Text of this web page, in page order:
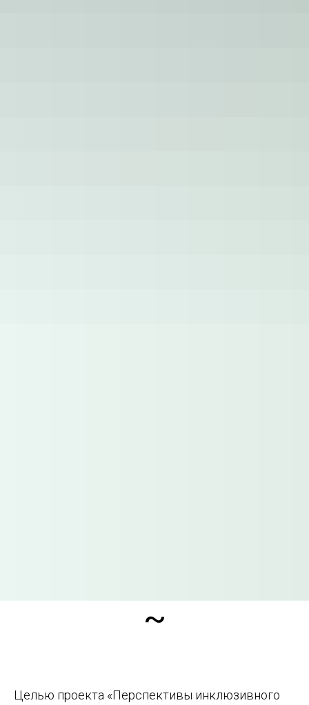
~
Целью проекта «Перспективы инклюзивного